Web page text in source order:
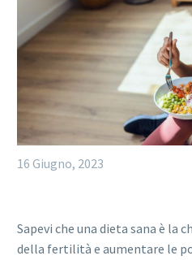
16 Giugno, 2023
Sapevi che una dieta sana è la
della fertilità e aumentare le